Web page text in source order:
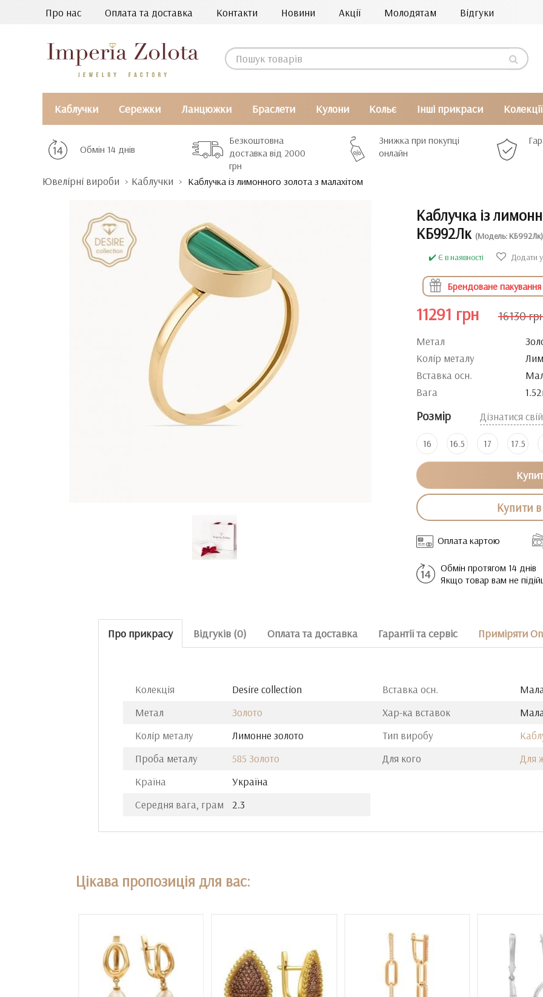
Про нас Оплата та доставка Контакти Новини Акції Молодятам Відгуки
Каблучки Сережки Ланцюжки Браслети Кулони Кольє Інші прикраси Колекції
Обмін 14 днів
Безкоштовна
доставка від 2000
грн
Знижка при покупці
онлайн
Ювелірні вироби Каблучки Каблучка із лимонного золота з малахітом
Каблучка із
КБ992Лк (Модель: КБ992Лк)
✔️ Є в наявності
Додати
Брендоване пакування
11291 грн 16130
Метал
Колір металу
Вставка осн.
Вага
Розмір Дізнатися
16 16.5 17 17.5
Купити в
Оплата картою
Обмін протягом 14 днів
Якщо товар вам не
Про прикрасу Відгуків (0) Оплата та доставка Гарантії та сервіс Приміряти
Колекція
Desire collection
Метал
Золото
Колір металу
Лимонне золото
Проба металу
585 Золото
Країна
Україна
Середня вага, грам
2.3
Вставка осн.
Хар-ка вставок
Тип виробу
Для кого
Для
Цікава пропозиція для вас: